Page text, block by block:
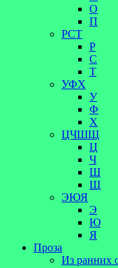
О
П
РСТ
Р
С
Т
УФХ
У
Ф
Х
ЦЧШЩ
Ц
Ч
Ш
Щ
ЭЮЯ
Э
Ю
Я
Проза
Из ранних